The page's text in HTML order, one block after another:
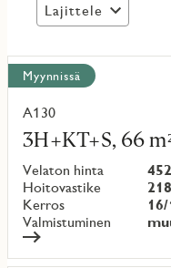
Lajittele
Näytä
kaikki
kohteet
Myynnissä
A130
3H+KT+S, 66
Velaton hinta
Hoitovastike
Kerros
Valmistuminen
Lue
lisää
kohteesta